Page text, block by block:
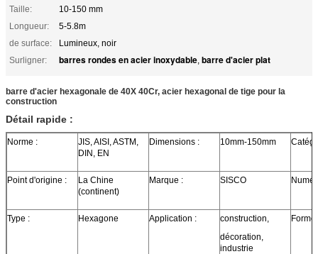
Taille:
10-150 mm
Longueur:
5-5.8m
de surface:
Lumineux, noir
Surligner:
barres rondes en acier inoxydable, barre d'acier plat
barre d'acier hexagonale de 40X 40Cr, acier hexagonal de tige pour la
construction
Détail rapide :
Norme :
JIS, AISI, ASTM,
DIN, EN
Dimensions : 10mm-150mm
Point d'origine :
La Chine
(continent)
Marque : SISCO
Type : Hexagone Application :
construction,
décoration,
industrie
Forme